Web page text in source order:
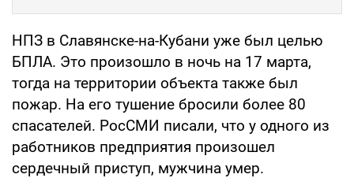
НПЗ в Славянске-на-Кубани уже был целью
БПЛА. Это произошло в ночь на 17 марта,
тогда на территории объекта также был
пожар. На его тушение бросили более 80
спасателей. РосСМИ писали, что у одного из
работников предприятия произошел
сердечный приступ, мужчина умер.